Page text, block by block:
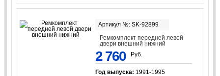
Артикул №: SK-92899
Ремкомплект передней левой
двери внешний нижний
2 760 Руб.
Год выпуска: 1991-1995